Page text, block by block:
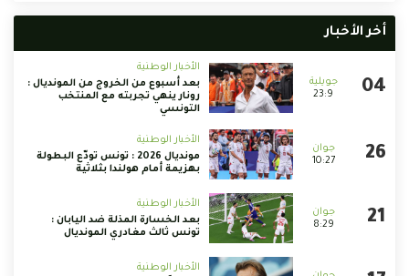
أخر الأخبار
23:9
الأخبار الوطنية
بعد أسبوع من الخروج من المونديال :
رونار ينهي تجربته مع المنتخب
التونسي
10:27
الأخبار الوطنية
مونديال 2026 : تونس تودّع البطولة
بهزيمة أمام هولندا بثلاثية
8:29
الأخبار الوطنية
بعد الخسارة المذلة ضد اليابان :
تونس ثالث مغادري المونديال
الأخبار الوطنية